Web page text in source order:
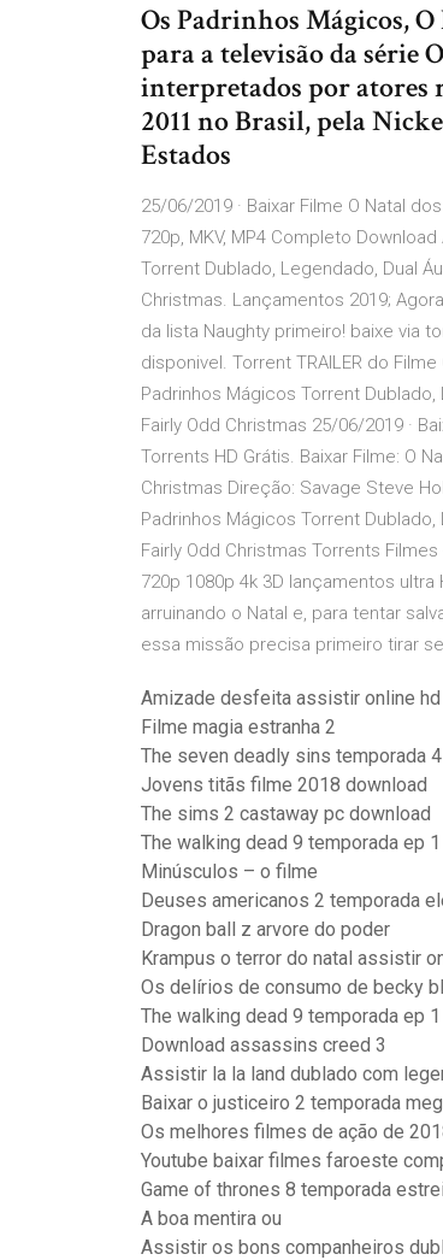
Os Padrinhos Mágicos,
para a televisão da série
interpretados por atores
2011 no Brasil, pela
Estados
25/06/2019 · Baixar Filme O Natal
720p, MKV, MP4 Completo
Torrent Dublado, Legendado, Dual
Christmas. Lançamentos 2019;
da lista Naughty primeiro! baixe via
disponivel. Torrent TRAILER do
Padrinhos Mágicos Torrent Dublado,
Fairly Odd Christmas 25/06/2019 ·
Torrents HD Grátis. Baixar Filme: O
Christmas Direção: Savage Steve
Padrinhos Mágicos Torrent Dublado,
Fairly Odd Christmas Torrents
720p 1080p 4k 3D lançamentos
arruinando o Natal e, para tentar
essa missão precisa primeiro tirar
Amizade desfeita assistir online hd
Filme magia estranha 2
The seven deadly sins temporada 4
Jovens titãs filme 2018 download
The sims 2 castaway pc download
The walking dead 9 temporada ep
Minúsculos – o filme
Deuses americanos 2 temporada
Dragon ball z arvore do poder
Krampus o terror do natal assistir
Os delírios de consumo de becky
The walking dead 9 temporada ep
Download assassins creed 3
Assistir la la land dublado com
Baixar o justiceiro 2 temporada
Os melhores filmes de ação de
Youtube baixar filmes faroeste
Game of thrones 8 temporada
A boa mentira ou
Assistir os bons companheiros